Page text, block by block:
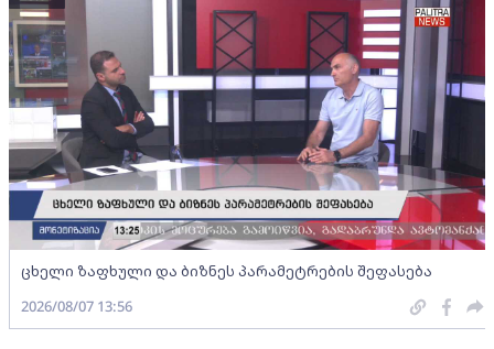
ცხელი ზაფხული და ბიზნეს პარამეტრების შეფასება
2026/08/07 13:56